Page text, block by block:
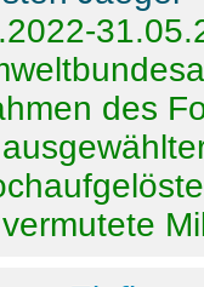
des